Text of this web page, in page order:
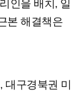
인을 배치, 일
본 해결책은
구경북권 미